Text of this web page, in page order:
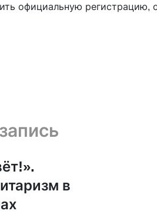
официальную
запись
в